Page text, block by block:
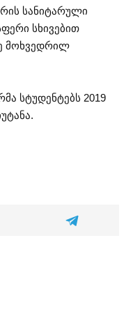
სანიტარული
სხივებით
მოხვედრილ
სტუდენტებს 2019